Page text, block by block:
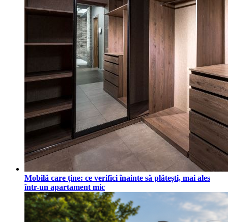
Mobilă care ține: ce verifici înainte să plătești, mai ales
într-un apartament mic